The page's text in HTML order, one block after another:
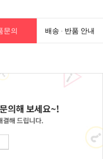
문의 배송 · 반품 안내